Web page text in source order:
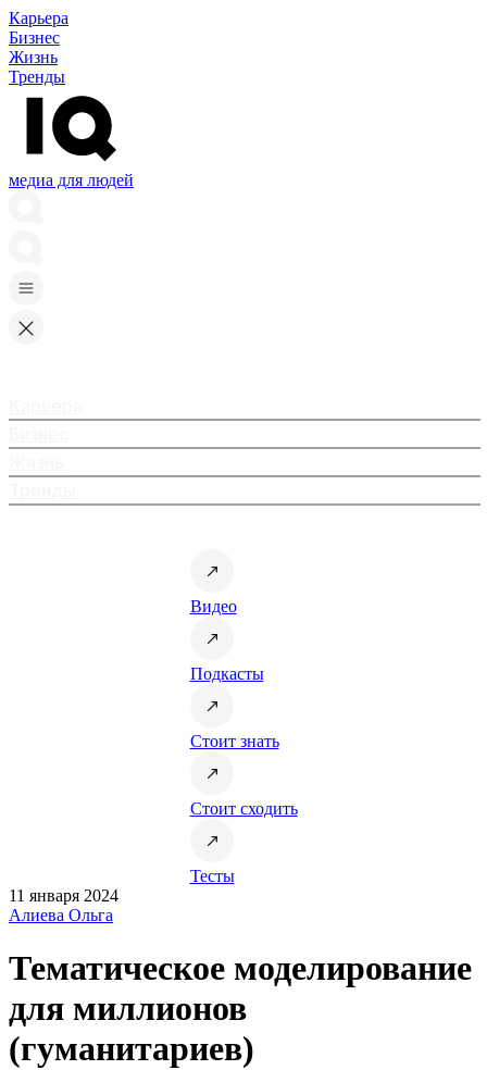
Карьера
Бизнес
Жизнь
Тренды
медиа для людей
Видео
Подкасты
Стоит знать
Стоит сходить
Тесты
11 января 2024
Алиева Ольга
Тематическое моделирование
для миллионов
(гуманитариев)